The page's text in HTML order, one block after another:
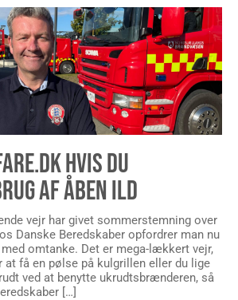
HVIS DU
AF ÅBEN ILD
vejr har givet sommerstemning over
Danske Beredskaber opfordrer man nu
omtanke. Det er mega-lækkert vejr,
at få en pølse på kulgrillen eller du lige
ved at benytte ukrudtsbrænderen, så
[…]